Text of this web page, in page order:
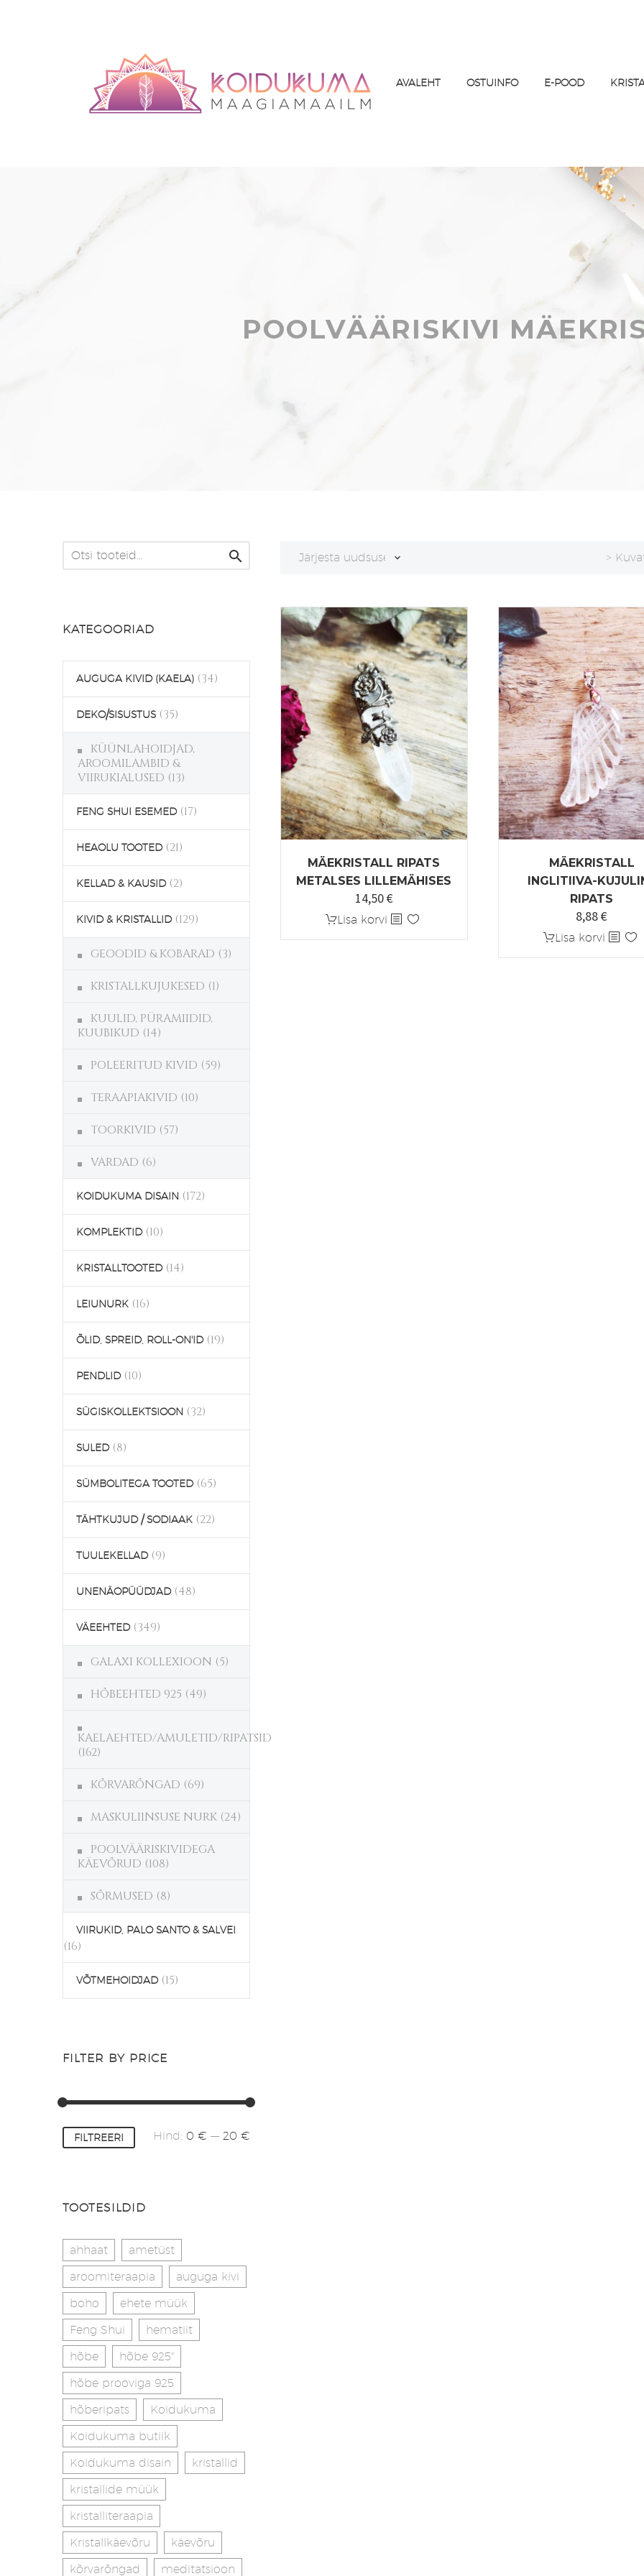
AVALEHT OSTUINFO E-POOD
POOLVÄÄRISKIVI
Järjesta uudsuse alusel >
MÄEKRISTALL RIPATS
METALSES LILLEMÄHISES
14,50€
Lisa korvi
MÄEKRISTALL
INGLITIIVA-
RIPATS
8,88€
Lisa korvi

KATEGOORIAD
AUGUGA KIVID (KAELA) (34)
DEKO/SISUSTUS (35)
KÜÜNLAHOIDJAD,
AROOMILAMBID &
VIIRUKIALUSED (13)
FENG SHUI ESEMED (17)
HEAOLU TOOTED (21)
KELLAD & KAUSID (2)
KIVID & KRISTALLID (129)
GEOODID & KOBARAD (3)
KRISTALLKUJUKESED (1)
KUULID, PÜRAMIIDID,
KUUBIKUD (14)
POLEERITUD KIVID (59)
TERAAPIAKIVID (10)
TOORKIVID (57)
VARDAD (6)
KOIDUKUMA DISAIN (172)
KOMPLEKTID (10)
KRISTALLTOOTED (14)
LEIUNURK (16)
ÕLID, SPREID, ROLL-ON'ID (19)
PENDLID (10)
SÜGISKOLLEKTSIOON (32)
SULED (8)
SÜMBOLITEGA TOOTED (65)
TÄHTKUJUD / SODIAAK (22)
TUULEKELLAD (9)
UNENÄOPÜÜDJAD (48)
VÄEEHTED (349)
GALAXI KOLLEXIOON (5)
HÕBEEHTED 925 (49)
KAELAEHTED/AMULETID/RIPATSID
(162)
KÕRVARÕNGAD (69)
MASKULIINSUSE NURK (24)
POOLVÄÄRISKIVIDEGA
KÄEVÕRUD (108)
SÕRMUSED (8)
VIIRUKID, PALO SANTO & SALVEI
(16)
VÕTMEHOIDJAD (15)
FILTER BY PRICE
Minimaalne
hind
Maksimaalne
hind
FILTREERI Hind: 0 € — 20 €
TOOTESILDID
ahhaat
ametüst
aroomiteraapia
auguga kivi
boho
ehete müük
Feng Shui
hematiit
hõbe
hõbe 925"
hõbe prooviga 925
hõberipats
Koidukuma
Koidukuma butiik
Koidukuma disain
kristallid
kristallide müük
kristalliteraapia
Kristallkäevõru
käevõru
kõrvarõngad
meditatsioon